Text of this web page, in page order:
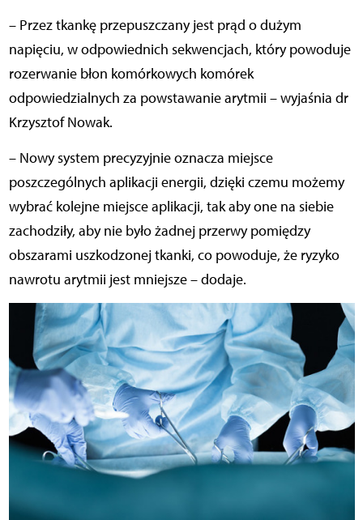
– Przez tkankę przepuszczany jest prąd o dużym
napięciu, w odpowiednich sekwencjach, który powoduje
rozerwanie błon komórkowych komórek
odpowiedzialnych za powstawanie arytmii – wyjaśnia dr
Krzysztof Nowak.
– Nowy system precyzyjnie oznacza miejsce
poszczególnych aplikacji energii, dzięki czemu możemy
wybrać kolejne miejsce aplikacji, tak aby one na siebie
zachodziły, aby nie było żadnej przerwy pomiędzy
obszarami uszkodzonej tkanki, co powoduje, że ryzyko
nawrotu arytmii jest mniejsze – dodaje.